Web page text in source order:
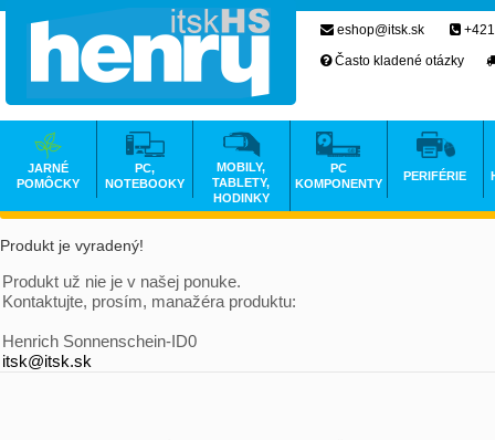
Produkt je vyradený!
Produkt už nie je v našej ponuke.
Kontaktujte, prosím, manažéra produktu:
Henrich Sonnenschein-ID0
itsk@itsk.sk
eshop@itsk.sk
Často kladené otázky
JARNÉ
POMÔCKY
PC,
NOTEBOOKY
MOBILY,
TABLETY,
HODINKY
PC
KOMPONENTY
PERIFÉRIE